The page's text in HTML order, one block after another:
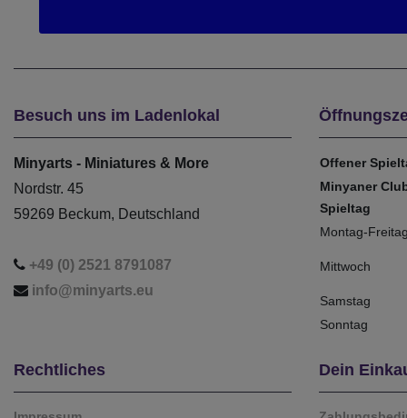
Besuch uns im Ladenlokal
Minyarts - Miniatures & More
Nordstr. 45
59269 Beckum, Deutschland
+49 (0) 2521 8791087
info@minyarts.eu
Offener
Minyaner
Spieltag
Montag-Freitag
Mittwoch
Samstag
Sonntag
Rechtliches Dein